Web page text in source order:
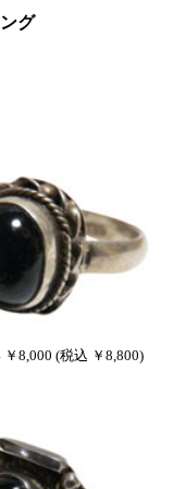
グ
￥8,000 (税込 ￥8,800)